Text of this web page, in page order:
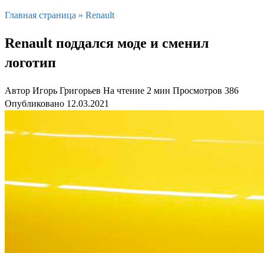
Главная страница » Renault
Renault поддался моде и сменил
логотип
Автор Игорь Григорьев На чтение 2 мин Просмотров 386
Опубликовано 12.03.2021